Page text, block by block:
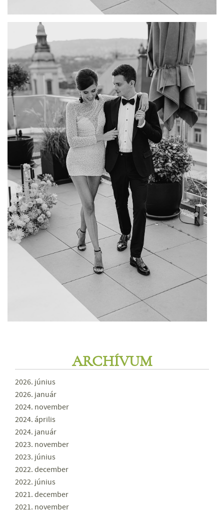
ARCHÍVUM
2026. június
2026. január
2024. november
2024. április
2024. január
2023. november
2023. június
2022. december
2022. június
2021. december
2021. november